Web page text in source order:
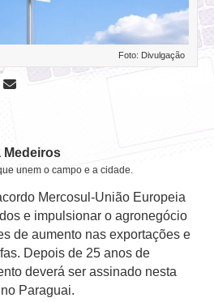
Foto: Divulgação
Medeiros
unem o campo e a cidade.
Mercosul-União Europeia
e impulsionar o agronegócio
de aumento nas exportações e
Depois de 25 anos de
deverá ser assinado nesta
Paraguai.